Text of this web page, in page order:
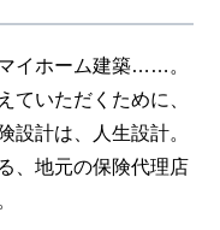
イホーム建築……。
ていただくために、
設計は、人生設計。
、地元の保険代理店